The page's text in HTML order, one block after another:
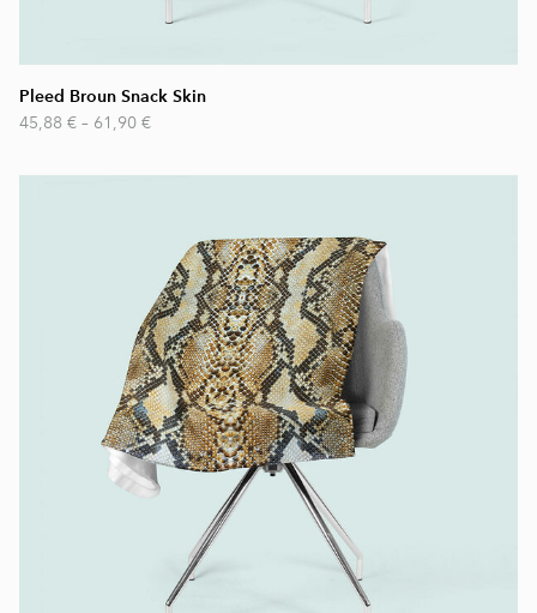
Pleed Broun Snack Skin
45,88 € – 61,90 €